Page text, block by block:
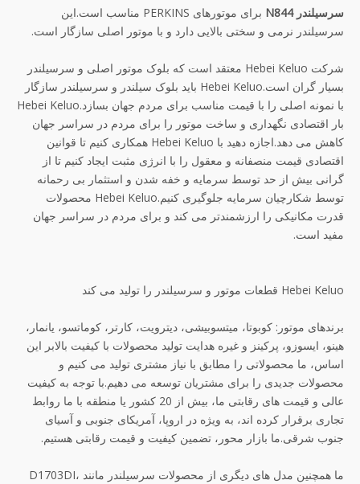
سرسیلندر N844
برای موتورهای PERKINS مناسب است.این
سرسیلندر نرمی و سختی بالایی دارد و با موتور اصلی سازگار است.
شرکت Hebei Keluo معتقد است که بلوک موتور اصلی و سرسیلندر
بسیار گران است.Hebei Keluo باید بلوک سیلندر و سرسیلندر سازگار
با نمونه اصلی را با قیمت مناسب برای مردم جهان بسازد.Hebei Keluo
بار اقتصادی نگهداری و ساخت موتور را برای مردم در سراسر جهان
کاهش می دهد.اجازه دهید با Hebei Keluo همکاری کنیم تا قوانین
اقتصادی قیمت منصفانه و معقول را با انرژی مثبت ایجاد کنیم تا از
گرانی بیش از حد توسط سرمایه و خفه شدن و استثمار بی رحمانه
توسط شکارچیان سرمایه جلوگیری کنیم.Hebei Keluo محصولات
قدرت مکانیکی را ارزشمندتر می کند و برای مردم در سراسر جهان
مفید است.
Hebei Keluo قطعات موتور و سرسیلندر را تولید می کند
برندهای موتور: کوبوتا، میتسوبیشی، دیترویت، کارتر، کوماتسو، یانمار،
هینو، ایسوزو، پرکینز و غیره هدایت تولید محصولات با کیفیت بالابر این
اساس، ما محصولاتی را مطابق با نیاز مشتری تولید می کنیم و
محصولات جدیدی را برای مشتریان توسعه می دهیم.با توجه به کیفیت
عالی و قیمت های رقابتی ما، بیش از 20 کشور یا منطقه با ما روابط
تجاری برقرار کرده اند، به ویژه در اروپا، آمریکای جنوبی و آسیای
جنوب شرقی.ما بازار محور، تضمین کیفیت و قیمت رقابتی هستیم.
ما همچنین مدل های دیگری از محصولات سرسیلندر مانند D1703DI،